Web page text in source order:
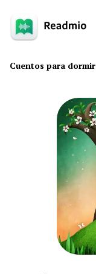
Cuentos para dormir